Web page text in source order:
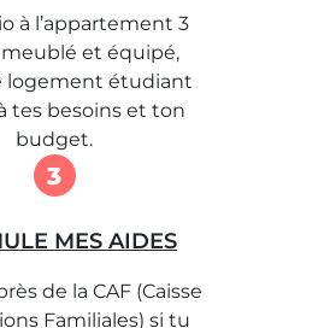
à l’appartement 3
meublé et équipé,
logement étudiant
tes besoins et ton
budget.
3
MES AIDES
de la CAF (Caisse
Familiales) si tu